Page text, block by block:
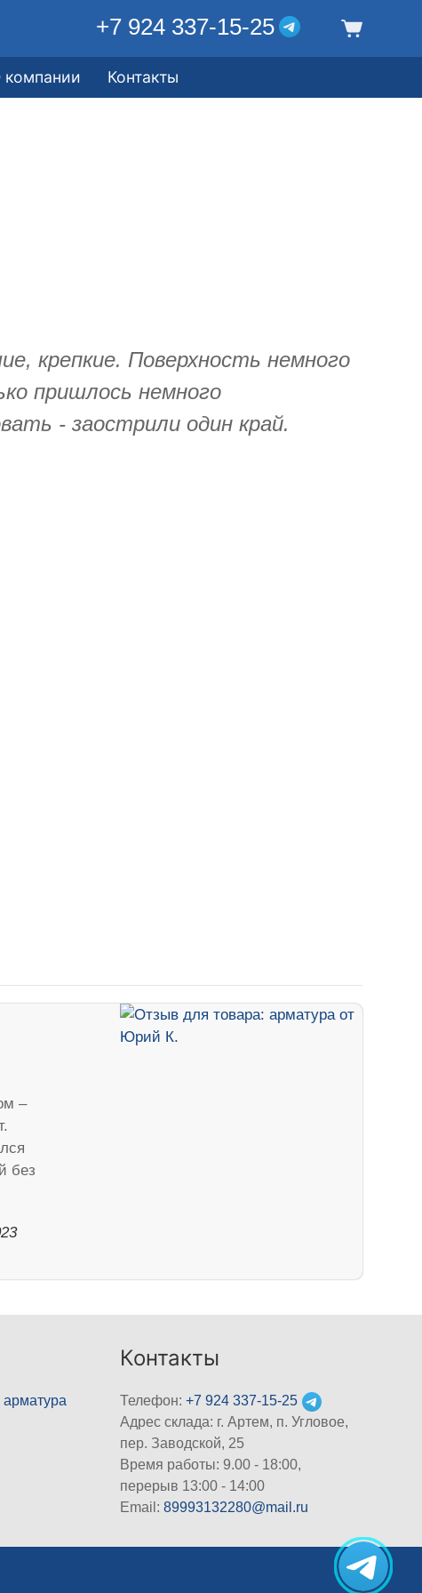
+7 924 337-15-25
компании Контакты
крепкие. Поверхность немного
пришлось немного
- заострили один край.
–
без
арматура
Контакты
Телефон:+7 924 337-15-25
Адрес склада: г. Артем, п. Угловое,
пер. Заводской, 25
Время работы: 9.00 - 18:00,
перерыв 13:00 - 14:00
Email:89993132280@mail.ru